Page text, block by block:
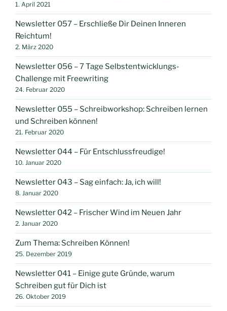
1. April 2021
Newsletter 057 – Erschließe Dir Deinen Inneren
Reichtum!
2. März 2020
Newsletter 056 – 7 Tage Selbstentwicklungs-
Challenge mit Freewriting
24. Februar 2020
Newsletter 055 – Schreibworkshop: Schreiben lernen
und Schreiben können!
21. Februar 2020
Newsletter 044 – Für Entschlussfreudige!
10. Januar 2020
Newsletter 043 – Sag einfach: Ja, ich will!
8. Januar 2020
Newsletter 042 – Frischer Wind im Neuen Jahr
2. Januar 2020
Zum Thema: Schreiben Können!
25. Dezember 2019
Newsletter 041 – Einige gute Gründe, warum
Schreiben gut für Dich ist
26. Oktober 2019